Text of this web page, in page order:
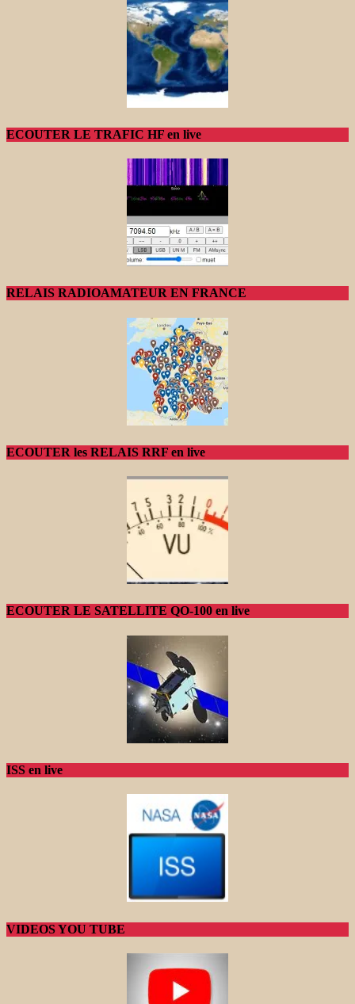
ECOUTER LE TRAFIC HF en live
RELAIS RADIOAMATEUR EN FRANCE
ECOUTER les RELAIS RRF en live
ECOUTER LE SATELLITE QO-100 en live
ISS en live
VIDEOS YOU TUBE